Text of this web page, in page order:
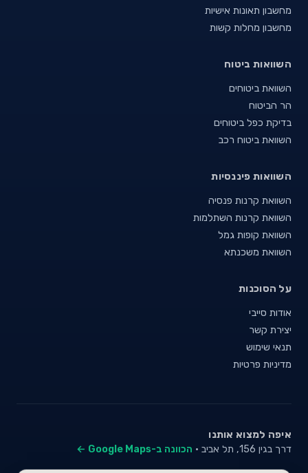
מחשבון תאונות אישיות
מחשבון מחלות קשות
השוואות ביטוח
השוואת ביטוחים
הר הביטוח
בדיקת כפל ביטוחים
השוואת ביטוח רכב
השוואות פיננסיות
השוואת קרנות פנסיה
השוואת קרנות השתלמות
השוואת קופות גמל
השוואת משכנתא
על הסוכנות
אודות סייבי
יצירת קשר
תנאי שימוש
מדיניות פרטיות
איפה למצוא אותנו
דרך בגין 156, תל אביב · הכוונה ב-Google Maps ←